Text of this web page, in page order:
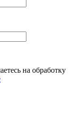
на обработку